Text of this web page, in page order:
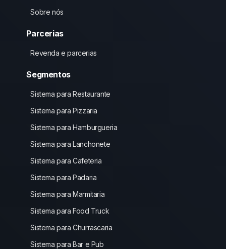
Sobre nós
Parcerias
Revenda e parcerias
Segmentos
Sistema para Restaurante
Sistema para Pizzaria
Sistema para Hamburgueria
Sistema para Lanchonete
Sistema para Cafeteria
Sistema para Padaria
Sistema para Marmitaria
Sistema para Food Truck
Sistema para Churrascaria
Sistema para Bar e Pub